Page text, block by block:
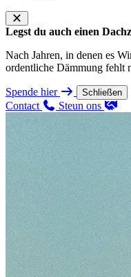
Legst du auch einen
Nach Jahren, in denen es
ordentliche Dämmung fehlt
Spende hier Schließen
Contact Steun ons